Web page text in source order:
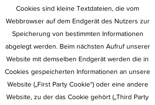
Cookies sind kleine Textdateien, die vom
Webbrowser auf dem Endgerät des Nutzers zur
Speicherung von bestimmten Informationen
abgelegt werden. Beim nächsten Aufruf unserer
Website mit demselben Endgerät werden die in
Cookies gespeicherten Informationen an unsere
Website („First Party Cookie“) oder eine andere
Website, zu der das Cookie gehört („Third Party